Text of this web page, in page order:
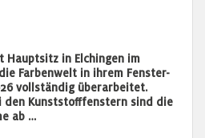
Hauptsitz in Elchingen im
Farbenwelt in ihrem Fenster-
vollständig überarbeitet.
den Kunststofffenstern sind die
ab …